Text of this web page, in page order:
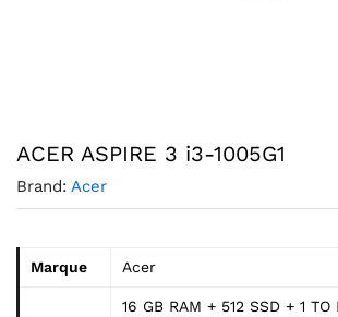
ACER ASPIRE 3 i3-1005G1
Brand: Acer
Marque Acer
16 GB RAM + 512 SSD + 1